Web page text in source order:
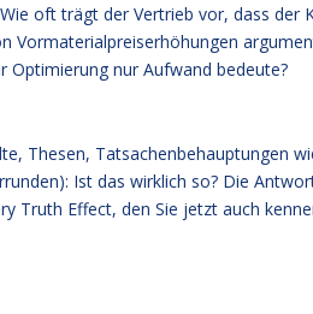
oft trägt der Vertrieb vor, dass
Vormaterialpreiserhöhungen
Optimierung nur Aufwand bedeute?
Thesen, Tatsachenbehauptungen
Ist das wirklich so? Die
Truth Effect, den Sie jetzt auch